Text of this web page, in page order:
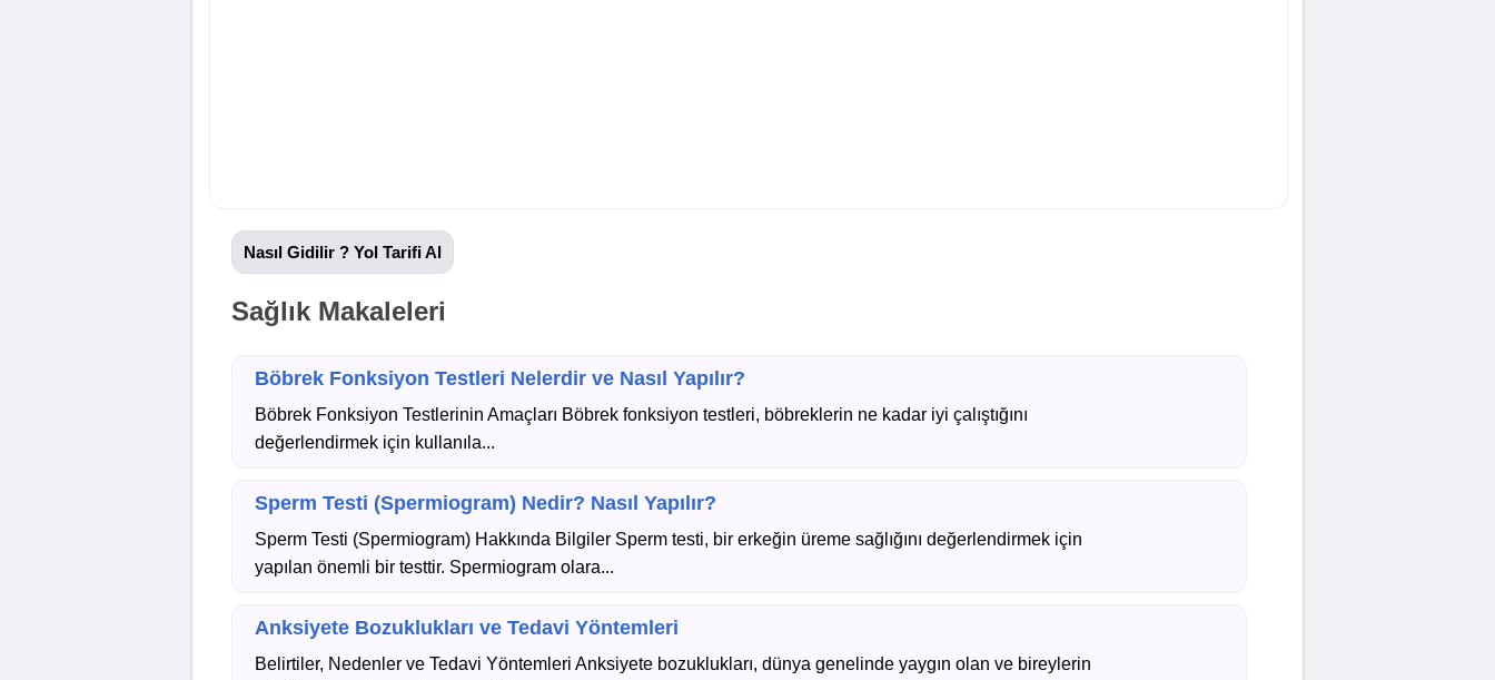
Nasıl Gidilir ? Yol Tarifi Al
Sağlık Makaleleri
Böbrek Fonksiyon Testleri Nelerdir ve Nasıl Yapılır?
Böbrek Fonksiyon Testlerinin Amaçları Böbrek fonksiyon testleri, böbreklerin ne kadar iyi çalıştığını
değerlendirmek için kullanıla...
Sperm Testi (Spermiogram) Nedir? Nasıl Yapılır?
Sperm Testi (Spermiogram) Hakkında Bilgiler Sperm testi, bir erkeğin üreme sağlığını değerlendirmek için
yapılan önemli bir testtir. Spermiogram olara...
Anksiyete Bozuklukları ve Tedavi Yöntemleri
Belirtiler, Nedenler ve Tedavi Yöntemleri Anksiyete bozuklukları, dünya genelinde yaygın olan ve bireylerin